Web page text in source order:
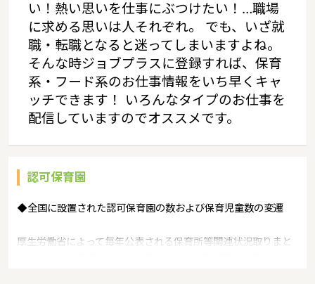
足するといったことはなく安心して就業できます。また園庭の有無
や防火設備などについても基準をクリアしている保育園であるため
保護者に限らず職員にも安全な施設であると言えます。
◆国の基準をクリアした認可保育園の特徴と就業する職員の条件
公的に設置が許可されている認可保育園はどのような特徴があるの
でしょうか。また認可保育園に就業するための条件や手続きなどに
ついて説明します。さらに厚生労働省の資料を基に認可保育園の分
い！熱い思いを仕事にぶつけたい！…職場
に求める思いは人それぞれ。 でも、いざ就
職・転職となると迷ってしまいますよね。
そんな時ジョブプラスに登録すれば、保育
系・フード系のお仕事情報をいち早くキャ
ッチできます！ いろんなタイプのお仕事を
配信していますのでオススメです。
認可保育園
◆全国に設置された認可保育園の数および保育児童数の変遷
厚生労働省によって毎年公表される保育所等関連状況取りまと